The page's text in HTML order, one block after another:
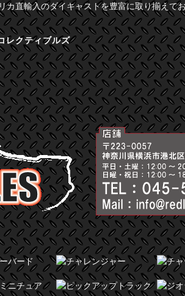
直輸入のダイキャストを豊富に取り揃えて
レクティブルズ